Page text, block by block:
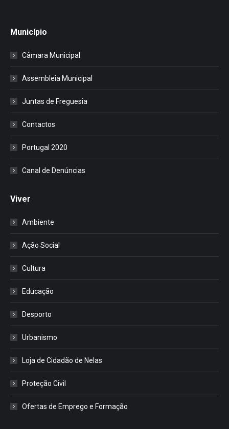
Município
Câmara Municipal
Assembleia Municipal
Juntas de Freguesia
Contactos
Portugal 2020
Canal de Denúncias
Viver
Ambiente
Ação Social
Cultura
Educação
Desporto
Urbanismo
Loja de Cidadão de Nelas
Proteção Civil
Ofertas de Emprego e Formação